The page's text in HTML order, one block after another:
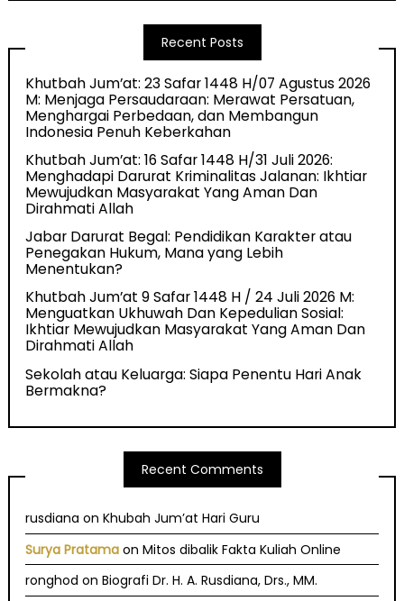
Recent Posts
Khutbah Jum’at: 23 Safar 1448 H/07 Agustus 2026
M: Menjaga Persaudaraan: Merawat Persatuan,
Menghargai Perbedaan, dan Membangun
Indonesia Penuh Keberkahan
Khutbah Jum’at: 16 Safar 1448 H/31 Juli 2026:
Menghadapi Darurat Kriminalitas Jalanan: Ikhtiar
Mewujudkan Masyarakat Yang Aman Dan
Dirahmati Allah
Jabar Darurat Begal: Pendidikan Karakter atau
Penegakan Hukum, Mana yang Lebih
Menentukan?
Khutbah Jum’at 9 Safar 1448 H / 24 Juli 2026 M:
Menguatkan Ukhuwah Dan Kepedulian Sosial:
Ikhtiar Mewujudkan Masyarakat Yang Aman Dan
Dirahmati Allah
Sekolah atau Keluarga: Siapa Penentu Hari Anak
Bermakna?
Recent Comments
rusdiana onKhubah Jum’at Hari Guru
Surya Pratama onMitos dibalik Fakta Kuliah Online
ronghod onBiografi Dr. H. A. Rusdiana, Drs., MM.